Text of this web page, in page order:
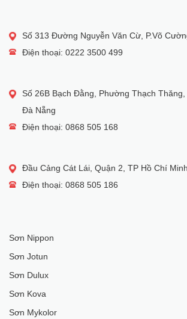
Số 313 Đường Nguyễn Văn Cừ, P.Võ
Điện thoại: 0222 3500 499
Số 26B Bạch Đằng, Phường Thạch Thăng,
Đà Nẵng
Điện thoại: 0868 505 168
Đầu Cảng Cát Lái, Quận 2, TP Hồ Chí Minh
Điện thoại: 0868 505 186
Sơn Nippon
Sơn Jotun
Sơn Dulux
Sơn Kova
Sơn Mykolor